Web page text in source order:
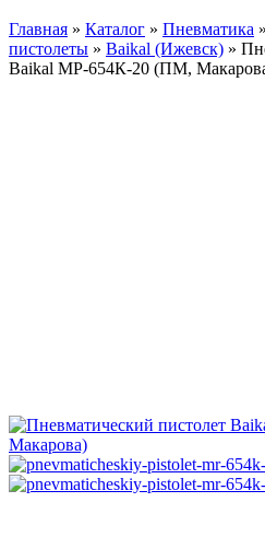
Главная » Каталог » Пневматика »
пистолеты » Baikal (Ижевск) »
Baikal МР-654К-20 (ПМ,